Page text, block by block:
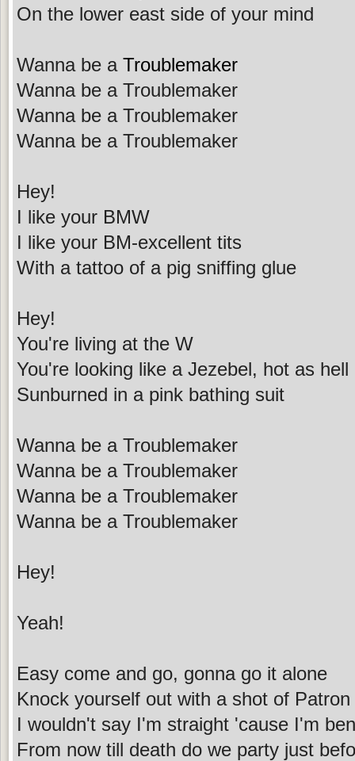
On the lower east side of your mind
Wanna be a Troublemaker
Wanna be a Troublemaker
Wanna be a Troublemaker
Wanna be a Troublemaker
Hey!
I like your BMW
I like your BM-excellent tits
With a tattoo of a pig sniffing glue
Hey!
You're living at the W
You're looking like a Jezebel, hot as hell
Sunburned in a pink bathing suit
Wanna be a Troublemaker
Wanna be a Troublemaker
Wanna be a Troublemaker
Wanna be a Troublemaker
Hey!
Yeah!
Easy come and go, gonna go it alone
Knock yourself out with a shot of Patron
I wouldn't say I'm straight 'cause I'm
From now till death do we party just